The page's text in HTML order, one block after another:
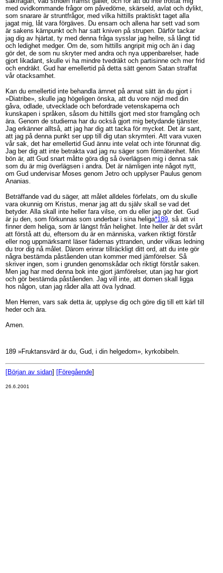
med ovidkommande frågor om påvedöme, skärseld, avlat och dylikt,
som snarare är struntfrågor, med vilka hittills praktiskt taget alla
jagat mig, låt vara förgäves. Du ensam och allena har sett vad som
är sakens kärnpunkt och har satt kniven på strupen. Därför tackar
jag dig av hjärtat, ty med denna fråga sysslar jag hellre, så långt tid
och ledighet medger. Om de, som hittills angripit mig och än i dag
gör det, de som nu skryter med andra och nya uppenbarelser, hade
gjort likadant, skulle vi ha mindre tvedräkt och partisinne och mer frid
och endräkt. Gud har emellertid på detta sätt genom Satan straffat
vår otacksamhet.
Kan du emellertid inte behandla ämnet på annat sätt än du gjort i
»Diatribe», skulle jag högeligen önska, att du vore nöjd med din
gåva, odlade, utvecklade och befordrade vetenskaperna och
kunskapen i språken, såsom du hittills gjort med stor framgång och
ära. Genom de studierna har du också gjort mig betydande tjänster.
Jag erkänner alltså, att jag har dig att tacka för mycket. Det är sant,
att jag på denna punkt ser upp till dig utan skrymteri. Att vara vuxen
vår sak, det har emellertid Gud ännu inte velat och inte förunnat dig.
Jag ber dig att inte betrakta vad jag nu säger som förmätenhet. Min
bön är, att Gud snart måtte göra dig så överlägsen mig i denna sak
som du är mig överlägsen i andra. Det är nämligen inte något nytt,
om Gud undervisar Moses genom Jetro och upplyser Paulus genom
Ananias.
Beträffande vad du säger, att målet alldeles förfelats, om du skulle
vara okunnig om Kristus, menar jag att du själv skall se vad det
betyder. Alla skall inte heller fara vilse, om du eller jag gör det. Gud
är ju den, som förkunnas som underbar i sina heliga*189, så att vi
finner dem heliga, som är längst från helighet. Inte heller är det svårt
att förstå att du, eftersom du är en människa, varken riktigt förstår
eller nog uppmärksamt läser fädernas yttranden, under vilkas ledning
du tror dig nå målet. Därom erinrar tillräckligt ditt ord, att du inte gör
några bestämda påståenden utan kommer med jämförelser. Så
skriver ingen, som i grunden genomskådar och riktigt förstår saken.
Men jag har med denna bok inte gjort jämförelser, utan jag har giort
och gör bestämda påståenden. Jag vill inte, att domen skall ligga
hos någon, utan jag råder alla att öva Iydnad.
Men Herren, vars sak detta är, upplyse dig och göre dig till ett kärl till
heder och ära.
Amen.
189 »Fruktansvärd är du, Gud, i din helgedom», kyrkobibeln.
[Början av sidan] [Föregående]
26.6.2001